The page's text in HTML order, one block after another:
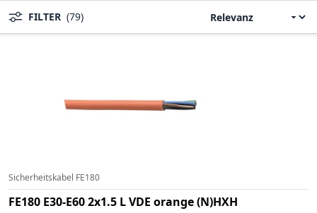
FILTER (79)
Sicherheitskabel FE180
FE180 E30-E60 2x1.5 L VDE orange (N)HXH